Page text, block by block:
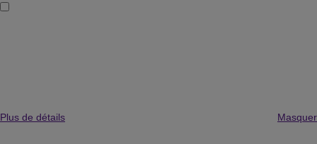
Plus de détails Masquer